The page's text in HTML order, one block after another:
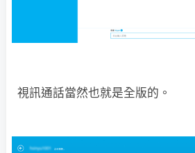
視訊通話當然也就是全版的。